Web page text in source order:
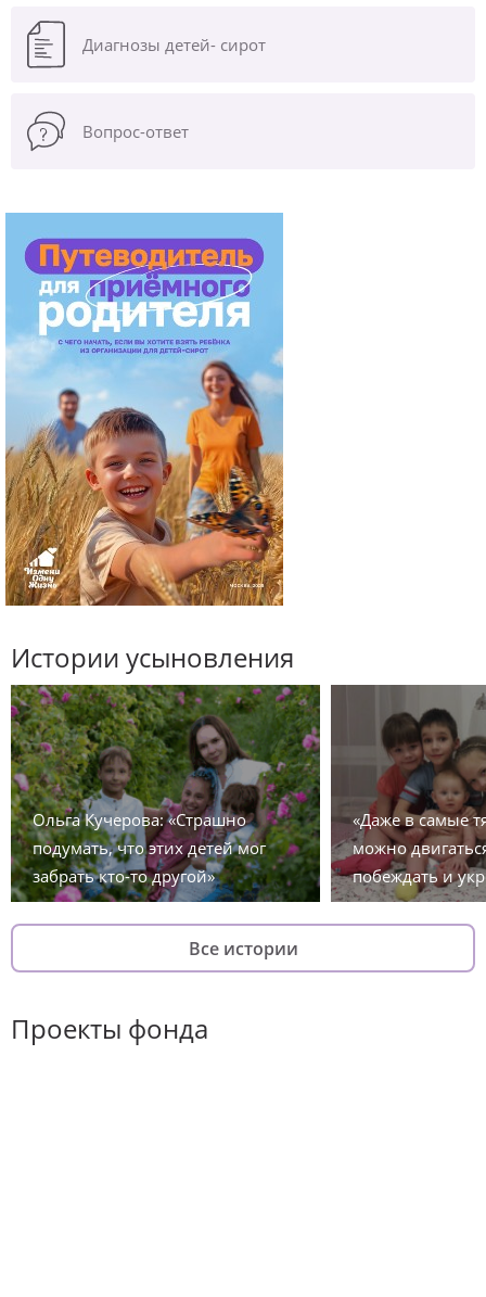
Диагнозы детей- сирот
Вопрос-ответ
Истории усыновления
Ольга Кучерова: «Страшно
подумать, что этих детей мог
забрать кто-то другой»
«Даже в самые
можно
побеждать и
Все истории
Проекты фонда